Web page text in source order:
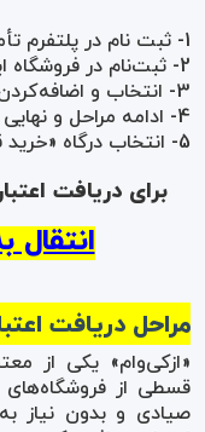
1- ثبت نام در پلتفرم تأمین‌کننده مالی و دریافت اعتبار
2- ثبت‌نام در فروشگاه اینترنتی ایکالاتو و ورود به حساب کاربری
3- انتخاب و اضافه‌کردن کالا/کالاها به سبد خرید
4- ادامه مراحل و نهایی کردن خرید
5- انتخاب درگاه «خرید قسطی» در هنگام پرداخت
برای دریافت
انتقال
مراحل دریافت
«ازکی‌وام» یکی از
قسطی از
صیادی و بدون نیاز